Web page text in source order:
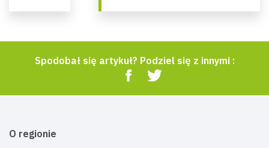
Spodobał się artykuł? Podziel się z innymi :
O regionie